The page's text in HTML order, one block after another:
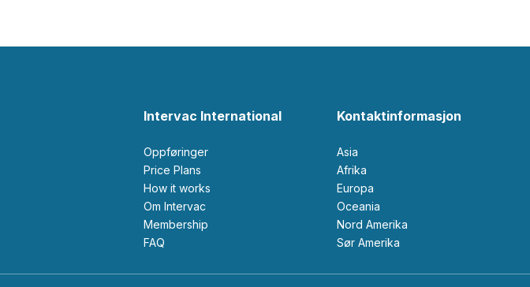
Intervac International
Oppføringer
Price Plans
How it works
Om Intervac
Membership
FAQ
Kontaktinformasjon
Asia
Afrika
Europa
Oceania
Nord Amerika
Sør Amerika